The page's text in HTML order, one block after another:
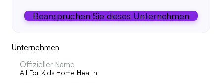
Beanspruchen Sie dieses Unternehmen
Unternehmen
Offizieller Name
All For Kids Home Health